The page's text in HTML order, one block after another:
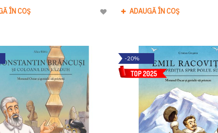
ÎN COȘ
Adaugă
Dorinte
ADAUGĂ ÎN COȘ
-20%